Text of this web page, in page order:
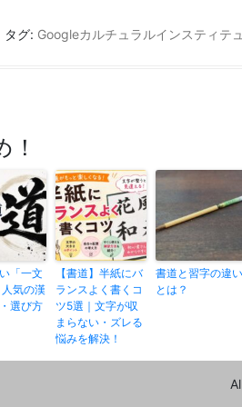
| タグ: Googleカルチュラルインスティテ
「一文
気の漢
選び方
【書道】半紙にバ
ランスよく書くコ
ツ5選｜文字が収
まらない・ズレる
悩みを解決！
書道と習字の違い
とは？